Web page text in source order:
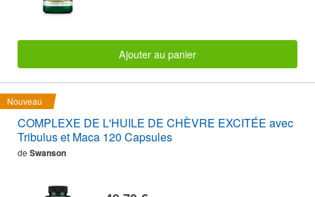
Ajouter au panier
Nouveau
COMPLEXE DE L'HUILE DE CHÈVRE EXCITÉE avec
Tribulus et Maca 120 Capsules
de Swanson